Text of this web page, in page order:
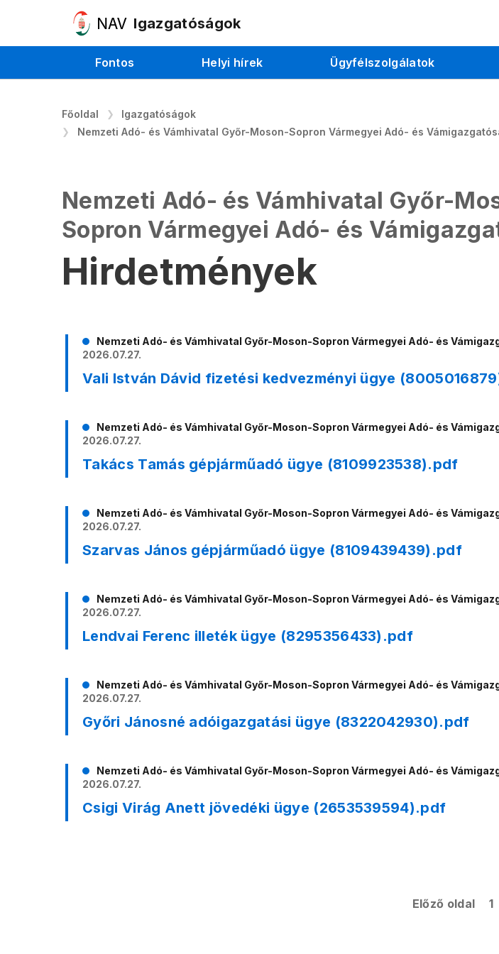
Igazgatóságok
Fontos Helyi hírek Ügyfélszolgálatok
Főoldal
Igazgatóságok
Nemzeti Adó- és Vámhivatal Győr-Moson-Sopron Vármegyei Adó- és
Nemzeti Adó- és Vámhivatal Győr-
Sopron Vármegyei Adó- és
Hirdetmények
Nemzeti Adó- és Vámhivatal Győr-Moson-Sopron Vármegyei Adó- és
2026.07.27.
Vali István Dávid fizetési kedvezményi ügye
Nemzeti Adó- és Vámhivatal Győr-Moson-Sopron Vármegyei Adó- és
2026.07.27.
Takács Tamás gépjárműadó ügye (8109923538).pdf
Nemzeti Adó- és Vámhivatal Győr-Moson-Sopron Vármegyei Adó- és
2026.07.27.
Szarvas János gépjárműadó ügye (8109439439).pdf
Nemzeti Adó- és Vámhivatal Győr-Moson-Sopron Vármegyei Adó- és
2026.07.27.
Lendvai Ferenc illeték ügye (8295356433).pdf
Nemzeti Adó- és Vámhivatal Győr-Moson-Sopron Vármegyei Adó- és
2026.07.27.
Győri Jánosné adóigazgatási ügye (8322042930).pdf
Nemzeti Adó- és Vámhivatal Győr-Moson-Sopron Vármegyei Adó- és
2026.07.27.
Csigi Virág Anett jövedéki ügye (2653539594).pdf
Előző oldal 1